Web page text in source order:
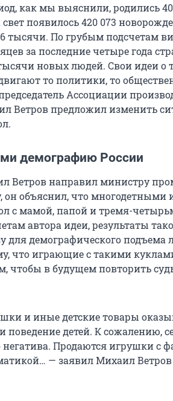
как мы выяснили, родились
свет появилось 420 073
тысячи. По грубым подсчетам
за последние четыре года
новых людей. Свои идеи о
то политики, то
Ассоциации
Ветров предложил изменить
демографию России
Ветров направил министру
он объяснил, что
с мамой, папой и тремя-
автора идеи, результаты
для демографического подъема
что играющие с такими
чтобы в будущем повторить
и иные детские товары
поведение детей. К сожалению,
Продаются игрушки с
— заявил Михаил